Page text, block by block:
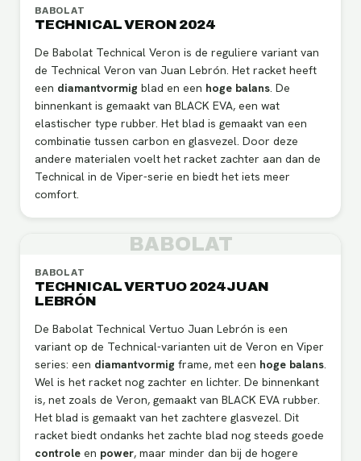
BABOLAT
TECHNICAL VERON 2024
De Babolat Technical Veron is de reguliere variant van
de Technical Veron van Juan Lebrón. Het racket heeft
een diamantvormig blad en een hoge balans . De
binnenkant is gemaakt van BLACK EVA, een wat
elastischer type rubber. Het blad is gemaakt van een
combinatie tussen carbon en glasvezel. Door deze
andere materialen voelt het racket zachter aan dan de
Technical in de Viper-serie en biedt het iets meer
comfort.
BABOLAT
BABOLAT
TECHNICAL VERTUO 2024 JUAN
LEBRÓN
De Babolat Technical Vertuo Juan Lebrón is een
variant op de Technical-varianten uit de Veron en Viper
series: een diamantvormig frame, met een hoge balans
Wel is het racket nog zachter en lichter. De binnenkant
is, net zoals de Veron, gemaakt van BLACK EVA rubber.
Het blad is gemaakt van het zachtere glasvezel. Dit
racket biedt ondanks het zachte blad nog steeds goede
controle en power, maar minder dan bij de hogere